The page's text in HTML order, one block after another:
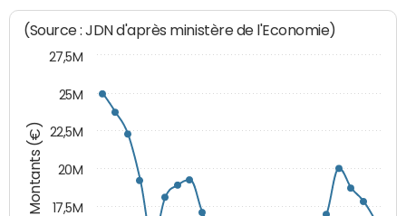
Montants (€)
(Source : JDN d'après ministère de l'Economie)
17,5M
20M
22,5M
25M
27,5M